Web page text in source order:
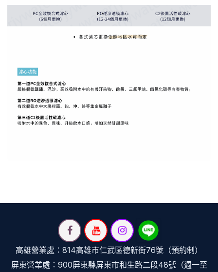
高雄營業處：814高雄市仁武區德新街76號（預約制）
屏東營業處：900屏東縣屏東市和生路二段48號（週一至